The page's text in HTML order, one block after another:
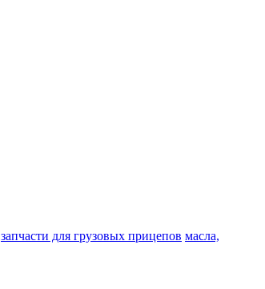
запчасти для грузовых прицепов масла,